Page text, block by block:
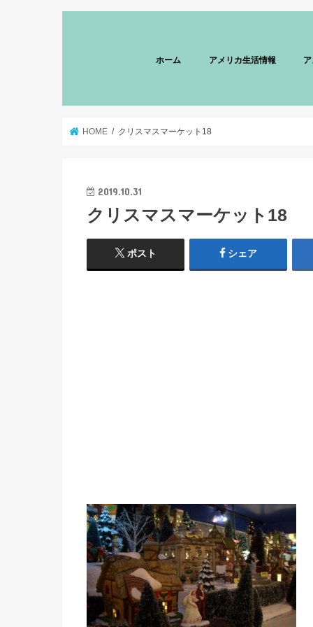
ホーム アメリカ生活情報
HOME クリスマスマーケット18
2019.10.31
クリスマスマーケット18
ポスト シェア